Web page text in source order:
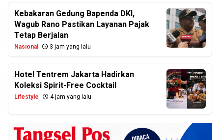
Kebakaran Gedung Bapenda DKI,
Wagub Rano Pastikan Layanan Pajak
Tetap Berjalan
Nasional 3 jam yang lalu
Hotel Tentrem Jakarta Hadirkan
Koleksi Spirit-Free Cocktail
Lifestyle 4 jam yang lalu